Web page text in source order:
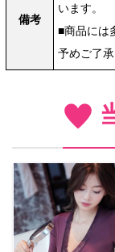
備考
います。
■商品には
予めご了承